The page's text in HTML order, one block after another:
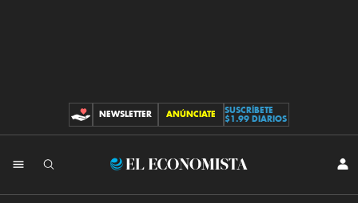
CONTRIBUCIONES
NEWSLETTER ANÚNCIATE
SUSCRÍBETE
$1.99 DIARIOS
El